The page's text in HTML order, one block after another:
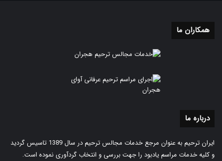
همکاران ما
درباره ما
ایران ترحیم به عنوان مرجع خدمات مجالس ترحیم در سال 1389 تاسیس گردید
و کلیه خدمات مراسم یادبود را جهت بررسی و انتخاب گردآوری نموده است.